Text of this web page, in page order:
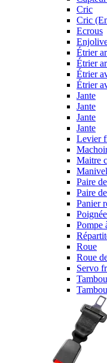
Cric
Cric
Ecrous
Étrier
Étrier
Étrier
Étrier
Jante
Jante
Jante
Jante
Levier
Maitre
Paire
Paire
Panier
Pompe
Roue
Roue
Servo